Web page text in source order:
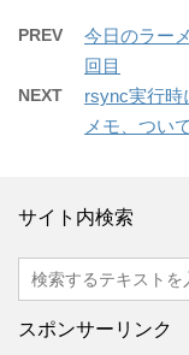
PREV
今日のラー
回目
NEXT
rsync実行時
メモ、つい
サイト内検索
スポンサーリンク